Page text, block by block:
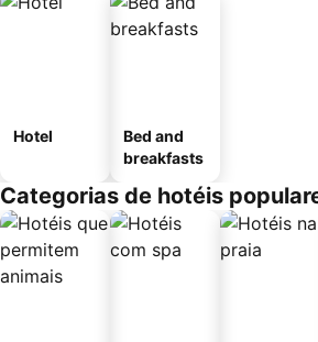
Hotel
Bed and
breakfasts
Categorias de hotéis